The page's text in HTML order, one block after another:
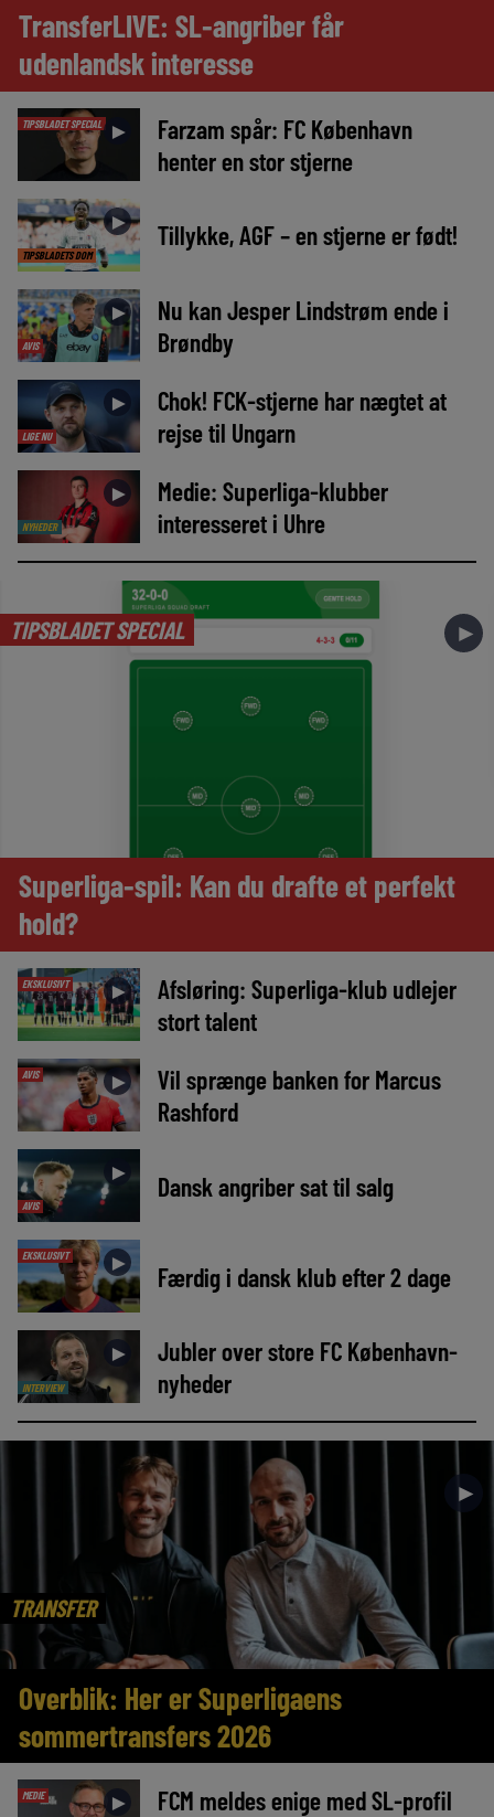
TransferLIVE: SL-angriber får
udenlandsk interesse
TIPSBLADET SPECIAL ►
Farzam spår: FC København
henter en stor stjerne
TIPSBLADETS DOM
► Tillykke, AGF – en stjerne er født!
AVIS
►
Nu kan Jesper Lindstrøm ende i
Brøndby
LIGE NU
►
Chok! FCK-stjerne har nægtet at
rejse til Ungarn
NYHEDER
►
Medie: Superliga-klubber
interesseret i Uhre
TIPSBLADET SPECIAL ►
Superliga-spil: Kan du drafte et perfekt
hold?
EKSKLUSIVT ►
Afsløring: Superliga-klub udlejer
stort talent
AVIS ►
Vil sprænge banken for Marcus
Rashford
AVIS
► Dansk angriber sat til salg
EKSKLUSIVT ► Færdig i dansk klub efter 2 dage
INTERVIEW
►
Jubler over store FC København-
nyheder
TRANSFER
►
Overblik: Her er Superligaens
sommertransfers 2026
MEDIE ►
FCM meldes enige med SL-profil